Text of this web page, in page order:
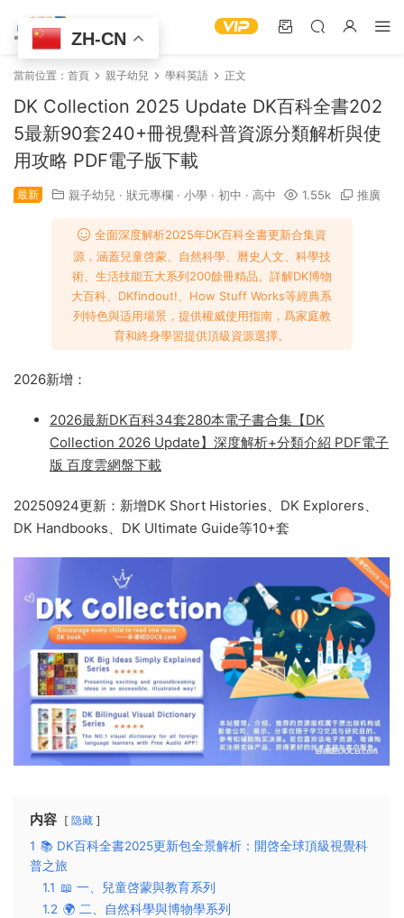
當前位置： 首頁 親子幼兒 學科英語 正文
DK Collection 2025 Update DK百科全書202
5最新90套240+冊視覺科普資源分類解析與使
用攻略 PDF電子版下載
最新 親子幼兒 · 狀元專欄 · 小學 · 初中 · 高中 1.55k 推廣
全面深度解析2025年DK百科全書更新合集資
源，涵蓋兒童啓蒙、自然科學、曆史人文、科學技
術、生活技能五大系列200餘冊精品。詳解DK博物
大百科、DKfindout!、How Stuff Works等經典系
列特色與适用場景，提供權威使用指南，爲家庭教
育和終身學習提供頂級資源選擇。
2026新增：
2026最新DK百科34套280本電子書合集【DK
Collection 2026 Update】深度解析+分類介紹 PDF電子
版 百度雲網盤下載
20250924更新：新增DK Short Histories、DK Explorers、
DK Handbooks、DK Ultimate Guide等10+套
内容 隐藏
1 📚 DK百科全書2025更新包全景解析：開啓全球頂級視覺科
普之旅
1.1 📖 一、兒童啓蒙與教育系列
1.2 🌍 二、自然科學與博物學系列
ZH-CN